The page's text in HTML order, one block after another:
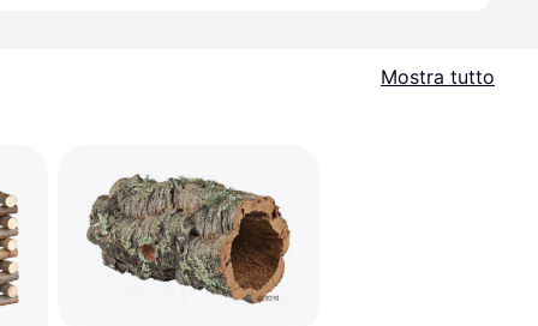
Mostra tutto